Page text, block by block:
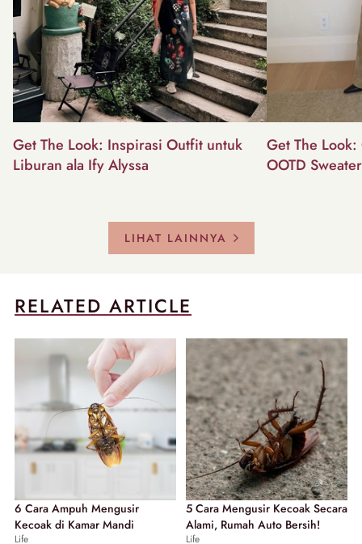
Get The Look: Inspirasi Outfit untuk
Liburan ala Ify Alyssa
Get The
OOTD
LIHAT LAINNYA
RELATED ARTICLE
6 Cara Ampuh Mengusir
Kecoak di Kamar Mandi
Life
5 Cara Mengusir Kecoak Secara
Alami, Rumah Auto Bersih!
Life